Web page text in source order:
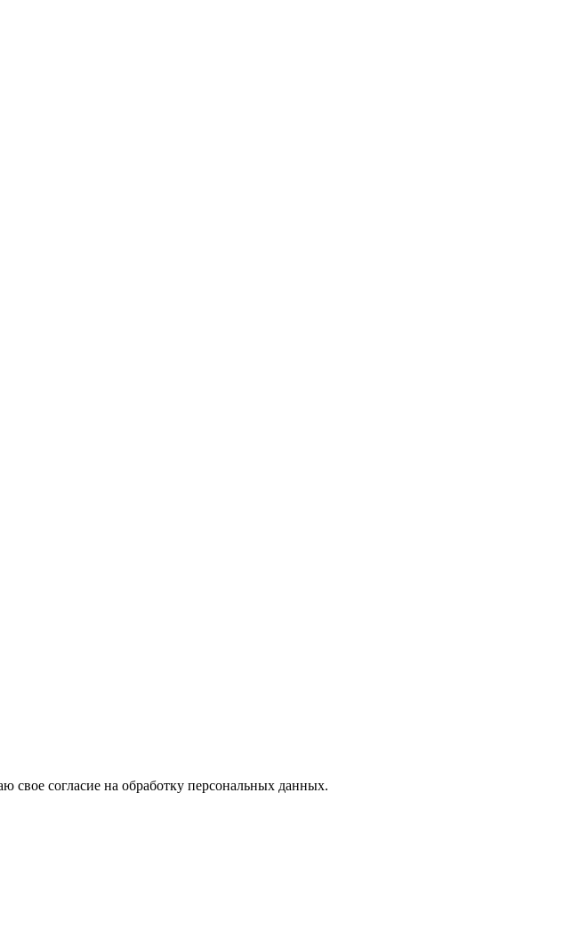
свое согласие на обработку персональных данных.